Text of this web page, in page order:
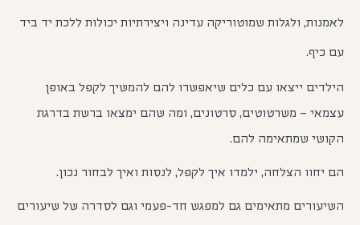
לאמנות, ולגלות שמוטוריקה עדינה ויצירתיות יכולות ללכת יד ביד
עם כיף.
הילדים ייצאו עם כלים שיאפשרו להם להמשיך לקפל באופן
עצמאי – משרטוטים, סרטונים, ומה שהם ימצאו ברשת בדרגת
הקושי שמתאימה להם.
הם יחוו הצלחה, ילמדו איך לקפל, לנסות ואיך לבחור נכון.
השיעורים מתאימים גם למפגש חד-פעמי וגם לסדרה של שיעורים